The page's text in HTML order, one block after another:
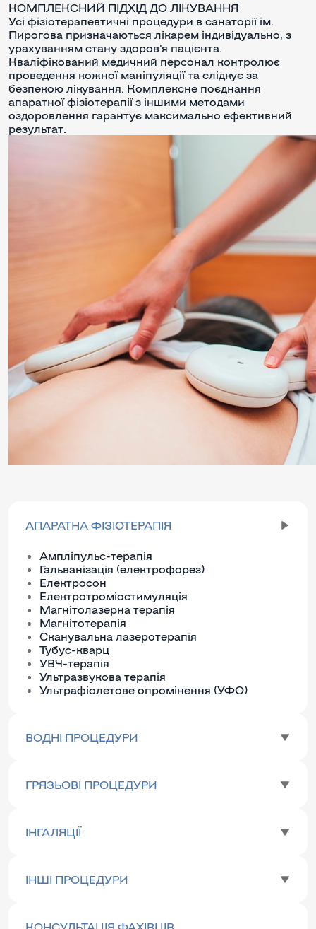
КОМПЛЕКСНИЙ ПІДХІД ДО ЛІКУВАННЯ
Усі фізіотерапевтичні процедури в санаторії ім.
Пирогова призначаються лікарем індивідуально, з
урахуванням стану здоров'я пацієнта.
Кваліфікований медичний персонал контролює
проведення кожної маніпуляції та слідкує за
безпекою лікування. Комплексне поєднання
апаратної фізіотерапії з іншими методами
оздоровлення гарантує максимально ефективний
результат.
АПАРАТНА ФІЗІОТЕРАПІЯ
Ампліпульс-терапія
Гальванізація (електрофорез)
Електросон
Електротроміостимуляція
Магнітолазерна терапія
Магнітотерапія
Сканувальна лазеротерапія
Тубус-кварц
УВЧ-терапія
Ультразвукова терапія
Ультрафіолетове опромінення (УФО)
ВОДНІ ПРОЦЕДУРИ
ГРЯЗЬОВІ ПРОЦЕДУРИ
ІНГАЛЯЦІЇ
ІНШІ ПРОЦЕДУРИ